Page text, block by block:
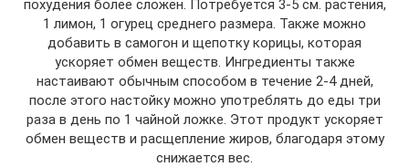
похудения более сложен. Потребуется 3-5 см. растения,
1 лимон, 1 огурец среднего размера. Также можно
добавить в самогон и щепотку корицы, которая
ускоряет обмен веществ. Ингредиенты также
настаивают обычным способом в течение 2-4 дней,
после этого настойку можно употреблять до еды три
раза в день по 1 чайной ложке. Этот продукт ускоряет
обмен веществ и расщепление жиров, благодаря этому
снижается вес.